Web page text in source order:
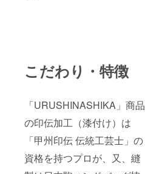
こだわり・特徴
「URUSHINASHIKA」商品
の印伝加工（漆付け）は
「甲州印伝 伝統工芸士」の
資格を持つプロが、又、縫